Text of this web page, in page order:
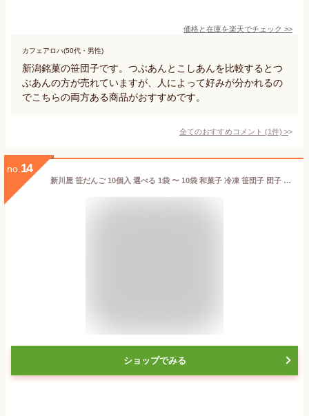
価格と在庫を楽天でチェック >>
カフェアロハ(50代・男性)
新潟銘菓の笹団子です。つぶあんとこしあんを比較するとつ
ぶあんの方が売れていますが、人によって好みが分かれるの
でこちらの両方ある商品がおすすめです。
全てのおすすめコメント (1件) >
no. 14
新川屋 笹だんご 10個入 選べる 1袋 〜 10袋 和菓子 冷凍 笹団子 団子 新潟 お土産 お取り寄せ プレゼント 贈り物 母の日 ギフト
ショップでみる